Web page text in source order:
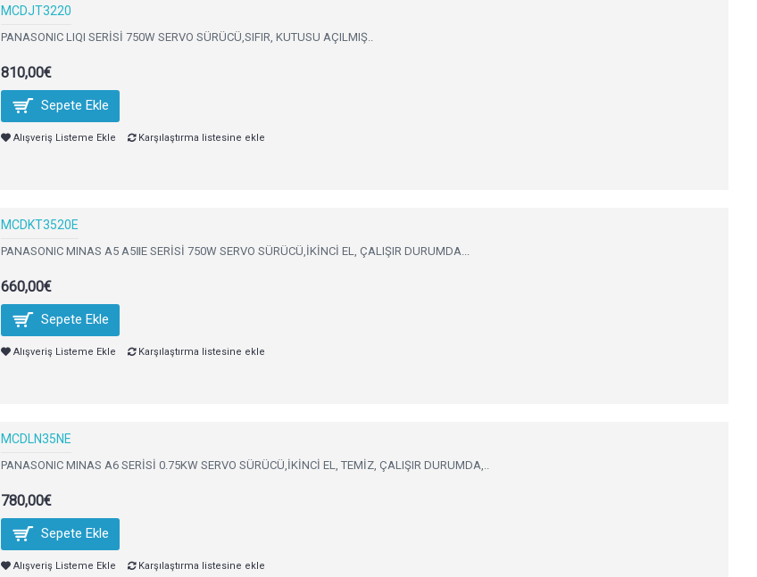
MCDJT3220
PANASONIC LIQI SERİSİ 750W SERVO SÜRÜCÜ,SIFIR, KUTUSU AÇILMIŞ..
810,00€
Sepete Ekle
Alışveriş Listeme Ekle Karşılaştırma listesine ekle
MCDKT3520E
PANASONIC MINAS A5 A5ⅡE SERİSİ 750W SERVO SÜRÜCÜ,İKİNCİ EL, ÇALIŞIR DURUMDA...
660,00€
Sepete Ekle
Alışveriş Listeme Ekle Karşılaştırma listesine ekle
MCDLN35NE
PANASONIC MINAS A6 SERİSİ 0.75KW SERVO SÜRÜCÜ,İKİNCİ EL, TEMİZ, ÇALIŞIR DURUMDA,..
780,00€
Sepete Ekle
Alışveriş Listeme Ekle Karşılaştırma listesine ekle